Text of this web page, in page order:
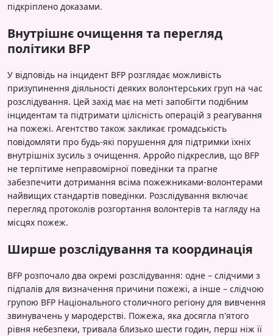
підкріплено доказами.
Внутрішнє очищення та перегляд
політики BFP
У відповідь на інцидент BFP розглядає можливість
призупинення діяльності деяких волонтерських груп на час
розслідування. Цей захід має на меті запобігти подібним
інцидентам та підтримати цілісність операцій з реагування
на пожежі. Агентство також закликає громадськість
повідомляти про будь-які порушення для підтримки їхніх
внутрішніх зусиль з очищення. Арройо підкреслив, що BFP
не терпітиме неправомірної поведінки та прагне
забезпечити дотримання всіма пожежниками-волонтерами
найвищих стандартів поведінки. Розслідування включає
перегляд протоколів розгортання волонтерів та нагляду на
місцях пожеж.
Ширше розслідування та координація
BFP розпочало два окремі розслідування: одне – слідчими з
підпалів для визначення причини пожежі, а інше – слідчою
групою BFP Національного столичного регіону для вивчення
звинувачень у мародерстві. Пожежа, яка досягла п'ятого
рівня небезпеки, тривала близько шести годин, перш ніж її